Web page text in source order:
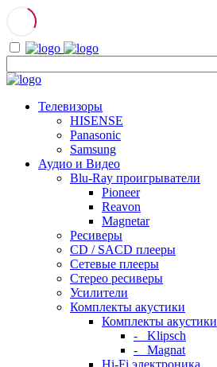
Телевизоры
HISENSE
Panasonic
Samsung
Аудио и Видео
Blu-Ray проигрыватели
Pioneer
Reavon
Magnetar
Ресиверы
CD / SACD плееры
Сетевые плееры
Стерео ресиверы
Усилители
Комплекты акустики
Комплекты акустики
- Klipsch
- Magnat
Hi-Fi электроника